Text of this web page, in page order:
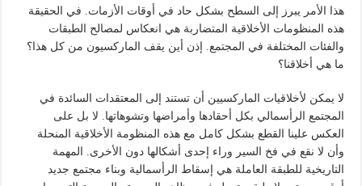
هذا الأمر يبرز إلى السطح بشكل حاد في أوقات الأزمات. في الحقيقة
هذه المنظومات الأخلاقية المتضاربة هي انعكاس لمصالح الطبقات
والفئات المختلفة في المجتمع. إذن أين يقف الماركسيون من كل هذا؟
ما هي أخلاقنا؟
لا يمكن لأخلاقيات الماركسيين أن تستند إلى المعتقدات السائدة في
المجتمع الرأسمالي بكل أحقادها وأمراضها وتشوهاتها. لا بل على
العكس علينا القطع بشكل كامل مع هذه المنظومة الأخلاقية المنحلة
وأن لا نقع في فخ السير وراء إحدى أشكالها دون الأخرى. المهمة
التاريخية للطبقة العاملة هي إسقاط الرأسمالية وبناء مجتمع جديد